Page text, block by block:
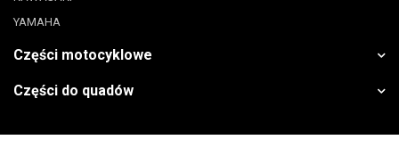
YAMAHA
Części motocyklowe
Części do quadów